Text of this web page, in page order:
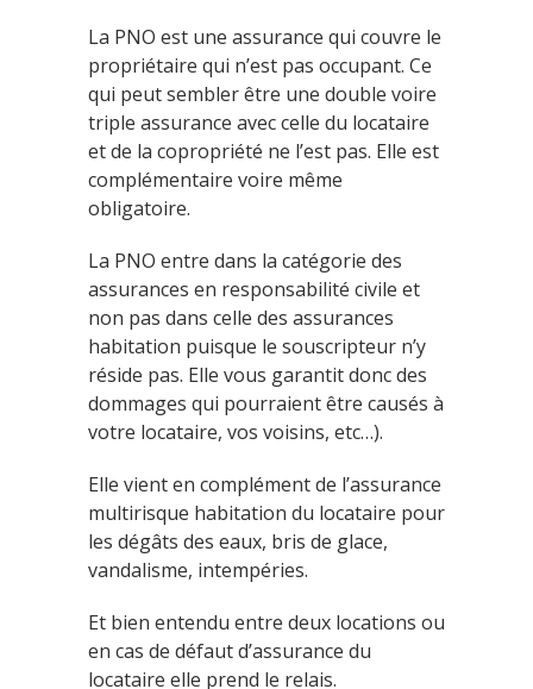
La PNO est une assurance qui couvre le
propriétaire qui n’est pas occupant. Ce
qui peut sembler être une double voire
triple assurance avec celle du locataire
et de la copropriété ne l’est pas. Elle est
complémentaire voire même
obligatoire.
La PNO entre dans la catégorie des
assurances en responsabilité civile et
non pas dans celle des assurances
habitation puisque le souscripteur n’y
réside pas. Elle vous garantit donc des
dommages qui pourraient être causés à
votre locataire, vos voisins, etc…).
Elle vient en complément de l’assurance
multirisque habitation du locataire pour
les dégâts des eaux, bris de glace,
vandalisme, intempéries.
Et bien entendu entre deux locations ou
en cas de défaut d’assurance du
locataire elle prend le relais.